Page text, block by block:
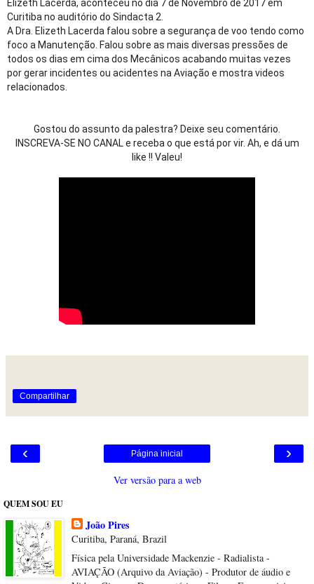
Elizeth Lacerda, aconteceu no dia 7 de Novembro de 2017 em
Curitiba no auditório do Sindacta 2.
A Dra. Elizeth Lacerda falou sobre a segurança de voo tendo como
foco a Manutenção. Falou sobre as mais diversas pressões de
todos os dias em cima dos Mecânicos acabando muitas vezes
por gerar incidentes ou acidentes na Aviação e mostra videos
relacionados.
Gostou do assunto da palestra? Deixe seu comentário.
like !! Valeu!
Compartilhar
‹ ›
Página inicial
Ver versão para a web
QUEM SOU EU
João Pires
Curitiba, Paraná, Brazil
Física pela Universidade Mackenzie - Radialista -
AVIAÇÃO (Arquivo da Aviação) - Produtor de áudio e